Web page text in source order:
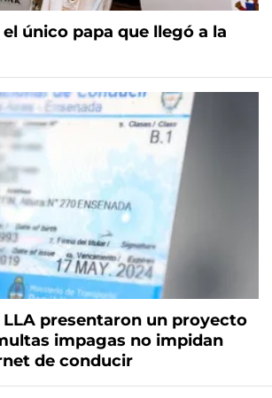
único papa que llegó a la
presentaron un proyecto
impagas no impidan
de conducir